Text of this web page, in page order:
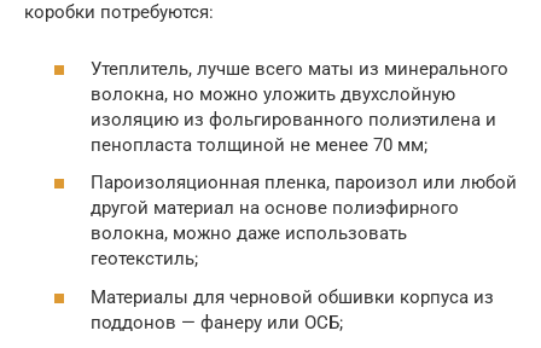
коробки потребуются:
Утеплитель, лучше всего маты из минерального
волокна, но можно уложить двухслойную
изоляцию из фольгированного полиэтилена и
пенопласта толщиной не менее 70 мм;
Пароизоляционная пленка, пароизол или любой
другой материал на основе полиэфирного
волокна, можно даже использовать
геотекстиль;
Материалы для черновой обшивки корпуса из
поддонов — фанеру или ОСБ;